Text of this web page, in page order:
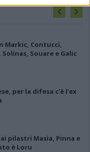
Markic, Contucci,
Souare e Galic
per la difesa c'è l'ex
pilastri Masia, Pinna e
è Loru